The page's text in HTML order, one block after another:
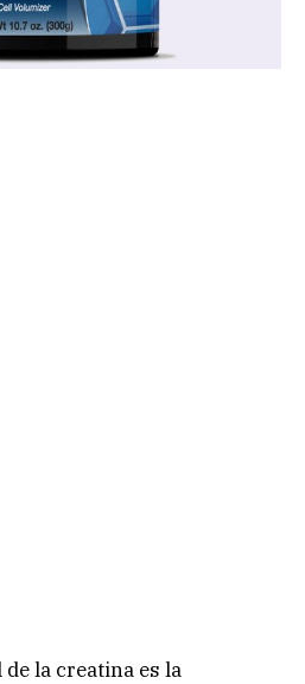
la creatina es la